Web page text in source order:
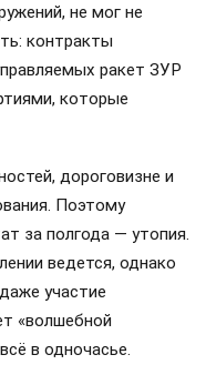
не мог не
контракты
ракет ЗУР
которые
дороговизне и
Поэтому
за полгода — утопия.
ведется, однако
участие
«волшебной
в одночасье.